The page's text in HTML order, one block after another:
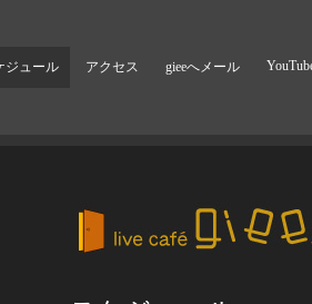
ジュール アクセス gieeへメール